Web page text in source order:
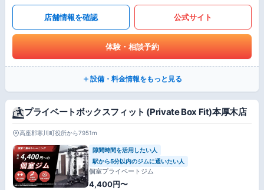
店舗情報を確認 公式サイト
体験・相談予約
設備・料金情報をもっと見る
プライベートボックスフィット (Private Box Fit)本厚木店
高座郡寒川町役所から7951m
隙間時間を活用したい人
駅から5分以内のジムに通いたい人
個室プライベートジム
4,400円〜